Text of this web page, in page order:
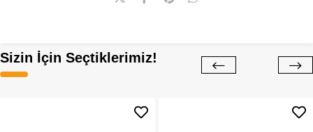
Sizin İçin Seçtiklerimiz!